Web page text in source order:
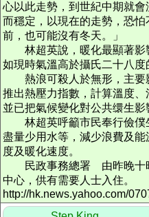
心以此走勢，到世紀中期就
而穩定，以現在的走勢，恐
前，也可能沒有冬天。」
林超英說，暖化最顯著影
如現時氣溫高於攝氏二十八度
熱浪可殺人於無形，主要
推出熱壓力指數，計算溫度、
並已把氣候變化對公共缳生影
林超英呼籲市民奉行儉僕
盡量少用水等，減少浪費及
度及暖化速度。
民政事務總署 由昨晚十時
中心，供有需要人士入住。
http://hk.news.yahoo.com/